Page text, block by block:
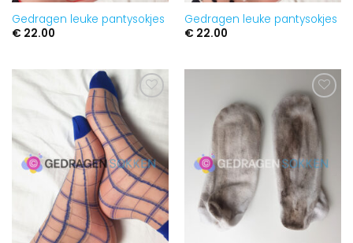
Gedragen leuke pantysokjes
€22.00
Gedragen leuke pantysokjes
€22.00
Aan
verlanglijst
toevoegen
Aan
verlanglijst
toevoegen